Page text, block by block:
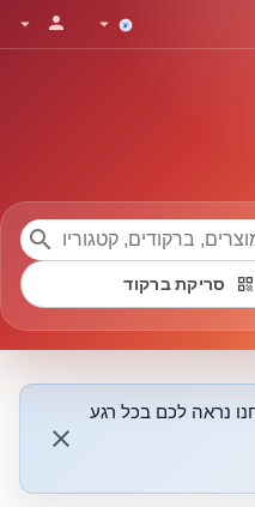
arrow_drop_down
person
arrow_drop_down
search
qr_code סריקת ברקוד
נראה לכם בכל רגע
close